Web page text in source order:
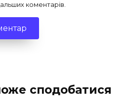
коментарів.
сподобатися